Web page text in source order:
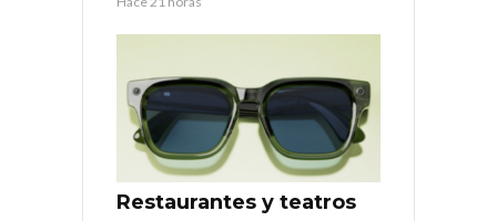
Restaurantes y teatros